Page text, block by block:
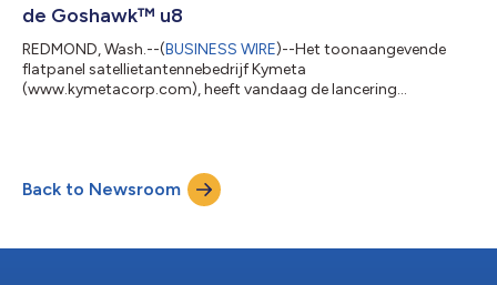
de Goshawk™ u8
REDMOND, Wash.--(BUSINESS WIRE)--Het toonaangevende
flatpanel satellietantennebedrijf Kymeta
(www.kymetacorp.com), heeft vandaag de lancering
volledig aanpasbare oplossing die eenvoudig kan worden
geïntegreerd in een breed scala aan voertuigen en vaartuigen, en
levert betrouwbare, netwerkredundante connectiviteit voor
Back to Newsroom